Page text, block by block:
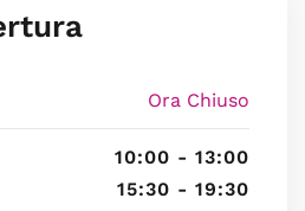
Ora Chiuso
10:00 - 13:00
15:30 - 19:30